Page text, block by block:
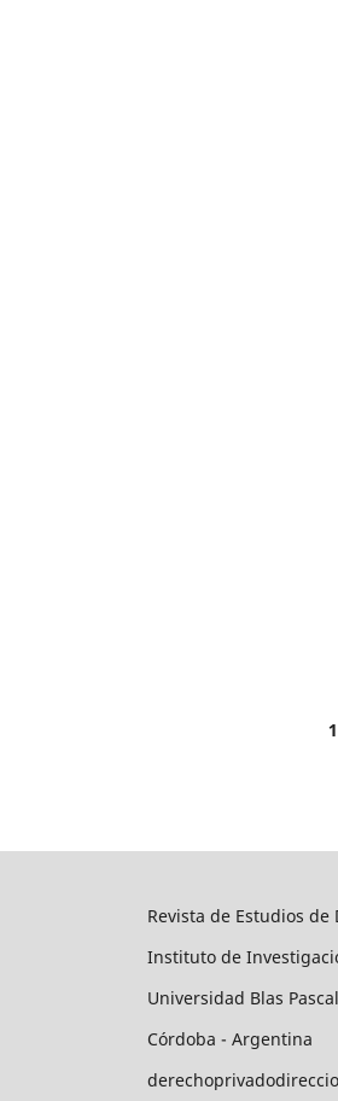
1
Revista de Estudios de
Instituto de
Universidad Blas Pascal
Córdoba - Argentina